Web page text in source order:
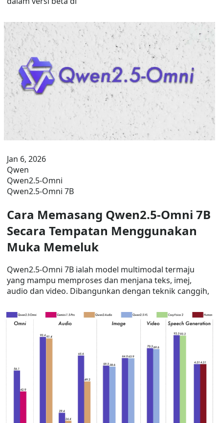
Jan 6, 2026
Qwen
Qwen2.5-Omni
Qwen2.5-Omni 7B
Cara Memasang Qwen2.5-Omni 7B
Secara Tempatan Menggunakan
Muka Memeluk
Qwen2.5-Omni 7B ialah model multimodal termaju
yang mampu memproses dan menjana teks, imej,
audio dan video. Dibangunkan dengan teknik canggih,